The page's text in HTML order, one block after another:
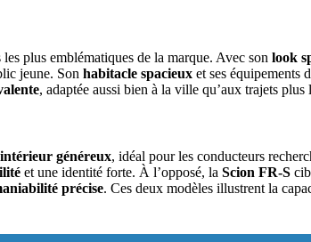
les plus emblématiques de la marque. Avec son look
jeune. Son habitacle spacieux et ses équipements
, adaptée aussi bien à la ville qu’aux trajets plus
intérieur généreux, idéal pour les conducteurs
et une identité forte. À l’opposé, la Scion FR-S
précise. Ces deux modèles illustrent la